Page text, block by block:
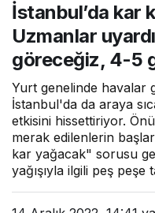
İstanbul’da kar
Uzmanlar
göreceğiz, 4-5
Yurt genelinde havalar
İstanbul'da da araya
etkisini hissettiriyor.
merak edilenlerin
kar yağacak" sorusu
yağışıyla ilgili peş peşe